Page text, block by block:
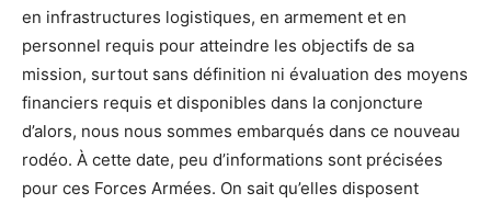
en infrastructures logistiques, en armement et en
personnel requis pour atteindre les objectifs de sa
mission, surtout sans définition ni évaluation des moyens
financiers requis et disponibles dans la conjoncture
d’alors, nous nous sommes embarqués dans ce nouveau
rodéo. À cette date, peu d’informations sont précisées
pour ces Forces Armées. On sait qu’elles disposent